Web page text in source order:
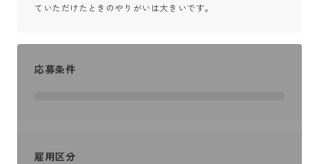
ていただけたときのやりがいは大きいです。
応募条件
雇用区分